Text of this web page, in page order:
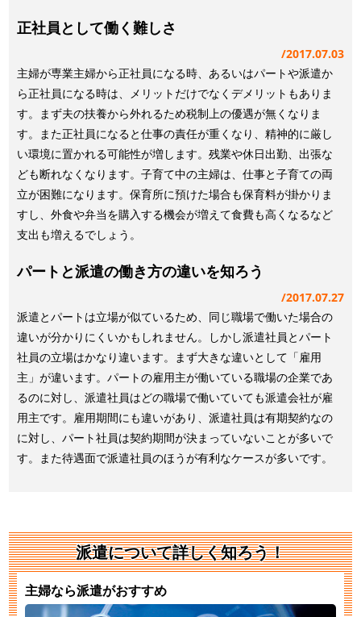
正社員として働く難しさ
2017.07.03
主婦が専業主婦から正社員になる時、あるいはパートや派遣か
ら正社員になる時は、メリットだけでなくデメリットもありま
す。まず夫の扶養から外れるため税制上の優遇が無くなりま
す。また正社員になると仕事の責任が重くなり、精神的に厳し
い環境に置かれる可能性が増します。残業や休日出勤、出張な
ども断れなくなります。子育て中の主婦は、仕事と子育ての両
立が困難になります。保育所に預けた場合も保育料が掛かりま
すし、外食や弁当を購入する機会が増えて食費も高くなるなど
支出も増えるでしょう。
パートと派遣の働き方の違いを知ろう
2017.07.27
派遣とパートは立場が似ているため、同じ職場で働いた場合の
違いが分かりにくいかもしれません。しかし派遣社員とパート
社員の立場はかなり違います。まず大きな違いとして「雇用
主」が違います。パートの雇用主が働いている職場の企業であ
るのに対し、派遣社員はどの職場で働いていても派遣会社が雇
用主です。雇用期間にも違いがあり、派遣社員は有期契約なの
に対し、パート社員は契約期間が決まっていないことが多いで
す。また待遇面で派遣社員のほうが有利なケースが多いです。
派遣について詳しく知ろう！
主婦なら派遣がおすすめ